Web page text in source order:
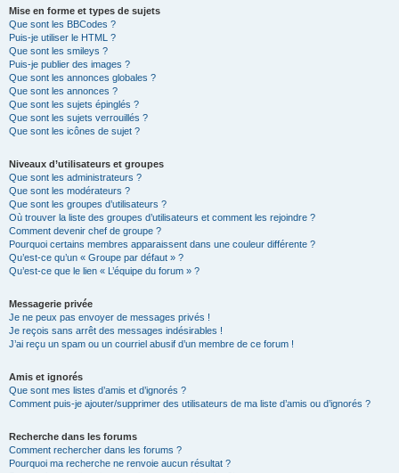
Mise en forme et types de sujets
Que sont les BBCodes ?
Puis-je utiliser le HTML ?
Que sont les smileys ?
Puis-je publier des images ?
Que sont les annonces globales ?
Que sont les annonces ?
Que sont les sujets épinglés ?
Que sont les sujets verrouillés ?
Que sont les icônes de sujet ?
Niveaux d’utilisateurs et groupes
Que sont les administrateurs ?
Que sont les modérateurs ?
Que sont les groupes d’utilisateurs ?
Où trouver la liste des groupes d’utilisateurs et comment les rejoindre ?
Comment devenir chef de groupe ?
Pourquoi certains membres apparaissent dans une couleur différente ?
Qu’est-ce qu’un « Groupe par défaut » ?
Qu’est-ce que le lien « L’équipe du forum » ?
Messagerie privée
Je ne peux pas envoyer de messages privés !
Je reçois sans arrêt des messages indésirables !
J’ai reçu un spam ou un courriel abusif d’un membre de ce forum !
Amis et ignorés
Que sont mes listes d’amis et d’ignorés ?
Comment puis-je ajouter/supprimer des utilisateurs de ma liste d’amis ou d’ignorés ?
Recherche dans les forums
Comment rechercher dans les forums ?
Pourquoi ma recherche ne renvoie aucun résultat ?